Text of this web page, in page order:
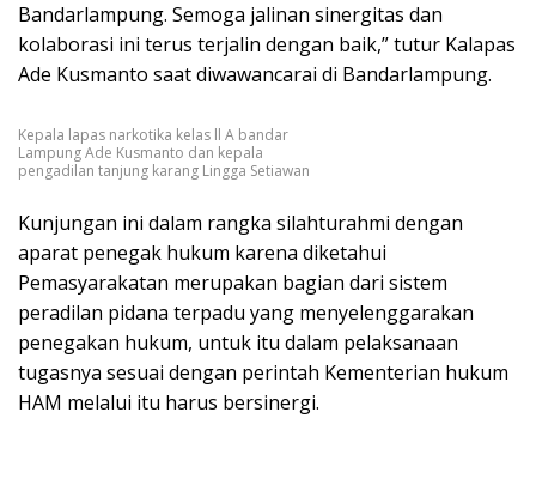
Bandarlampung. Semoga jalinan sinergitas dan
kolaborasi ini terus terjalin dengan baik,” tutur Kalapas
Ade Kusmanto saat diwawancarai di Bandarlampung.
Kepala lapas narkotika kelas ll A bandar
Lampung Ade Kusmanto dan kepala
pengadilan tanjung karang Lingga Setiawan
Kunjungan ini dalam rangka silahturahmi dengan
aparat penegak hukum karena diketahui
Pemasyarakatan merupakan bagian dari sistem
peradilan pidana terpadu yang menyelenggarakan
penegakan hukum, untuk itu dalam pelaksanaan
tugasnya sesuai dengan perintah Kementerian hukum
HAM melalui itu harus bersinergi.